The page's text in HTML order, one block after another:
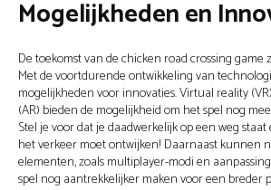
Mogelijkheden en
De toekomst van de chicken road crossing game
Met de voortdurende ontwikkeling van
mogelijkheden voor innovaties. Virtual reality
(AR) bieden de mogelijkheid om het spel nog
Stel je voor dat je daadwerkelijk op een weg
het verkeer moet ontwijken! Daarnaast kunnen
elementen, zoals multiplayer-modi en
spel nog aantrekkelijker maken voor een breder